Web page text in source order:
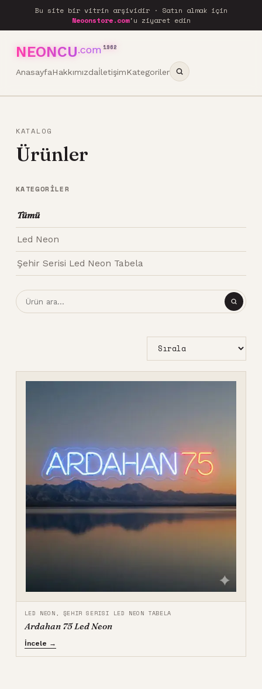
Bu site bir vitrin arşividir · Satın almak için
Neoonstore.com'u ziyaret edin
NEONCU.com 1962
AnasayfaHakkımızdaİletişimKategoriler
KATALOG
Ürünler
KATEGORILER
Tümü
Led Neon
Şehir Serisi Led Neon Tabela
LED NEON , ŞEHIR SERISI LED NEON TABELA
Ardahan 75 Led Neon
İncele →